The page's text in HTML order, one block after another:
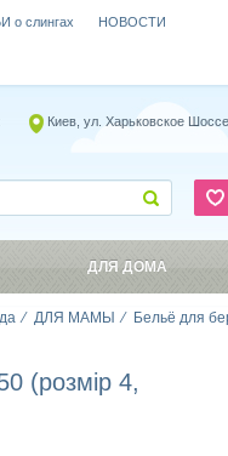
ДЛЯ МАМЫ
Бельё для
(розмір 4,
о слингах НОВОСТИ
Киев, ул. Харьковское
ДЛЯ ДОМА